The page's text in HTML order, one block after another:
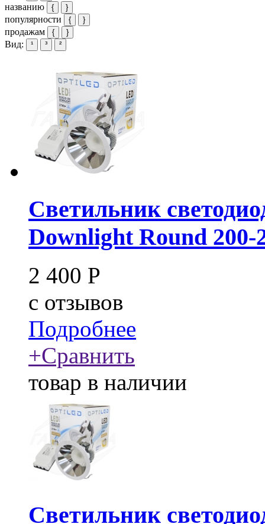
названию { }
популярности { }
продажам { }
Вид: ¹ ³ ²
Светильник
Downlight Round 200-
2 400 Р
c отзывов
Подробнее
+Сравнить
товар в наличии
Светильник